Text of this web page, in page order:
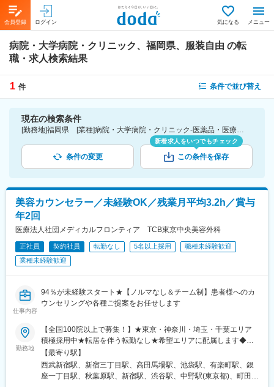
会員登録 ログイン 気になる メニュー
病院・大学病院・クリニック、福岡県、服装自由 の転
職・求人検索結果
1 件 条件で並び替え
現在の検索条件
[勤務地]福岡県 [業種]病院・大学病院・クリニック-医薬品・医療機器・ライフサイエンス・医療系サービス [詳細条件](会社・職場の環境)服装自由
条件の変更
新着求人をいつでもチェック
この条件を保存
美容カウンセラー／未経験OK／残業月平均3.2h／賞与
年2回
医療法人社団メディカルフロンティア TCB東京中央美容外科
正社員 契約社員 転勤なし 5名以上採用
職種未経験歓迎
業種未経験歓迎
仕事内容
94％が未経験スタート★【ノルマなし＆チーム制】患者様へのカ
ウンセリングや各種ご提案をお任せします
勤務地
【全国100院以上で募集！】★東京・神奈川・埼玉・千葉エリア
積極採用中★転居を伴う転勤なし★希望エリアに配属します◆ク
リニック一覧＜全国100院以上展開＞【北海道・東北】旭川駅前
院、青森院、盛岡院、秋田院、山形院、仙台駅前院、福島院、郡
山院 など【関東】新宿東口院、池袋駅前院、品川院、秋葉原
【最寄り駅】
西武新宿駅、新宿三丁目駅、高田馬場駅、池袋駅、有楽町駅、銀
座一丁目駅、秋葉原駅、新宿駅、渋谷駅、中野駅(東京都)、町田